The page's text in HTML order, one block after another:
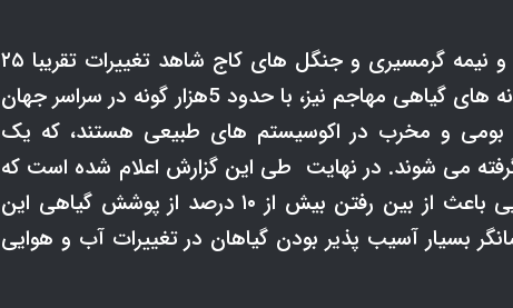
جنگل های گرمسیری و نیمه گرمسیری و جنگل های کاج شاهد تغییرات تقریبا ۲۵
درصدی بوده اند و گونه های گیاهی مهاجم نیز، با حدود 5هزار گونه در سراسر جهان
بومی و مخرب در اکوسیستم های طبیعی هستند، که یک
می شوند. در نهایت طی این گزارش اعلام شده است که
تغییرات آب و هوایی باعث از بین رفتن بیش از ۱۰ درصد از پوشش گیاهی این
بسیار آسیب پذیر بودن گیاهان در تغییرات آب و هوایی